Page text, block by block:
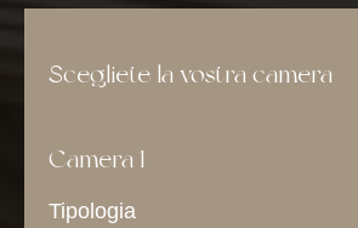
Scegliete la vostra camera
Camera 1
Tipologia